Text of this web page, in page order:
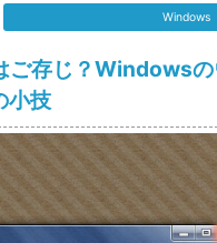
ご存じ？Windows
小技
Windows